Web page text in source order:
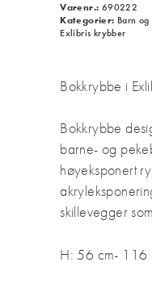
Varenr.: 690222
Kategorier: Barn
Exlibris krybber
Bokkrybbe i
Bokkrybbe
barne- og
høyeksponert
skillevegger
H: 56 cm- 116